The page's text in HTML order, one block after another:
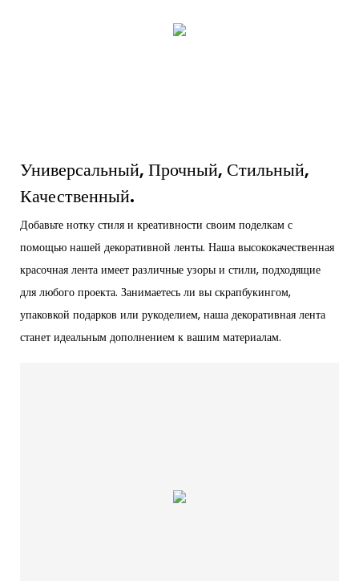
Универсальный, Прочный, Стильный,
Качественный.
Добавьте нотку стиля и креативности своим поделкам с
помощью нашей декоративной ленты. Наша высококачественная
красочная лента имеет различные узоры и стили, подходящие
для любого проекта. Занимаетесь ли вы скрапбукингом,
упаковкой подарков или рукоделием, наша декоративная лента
станет идеальным дополнением к вашим материалам.